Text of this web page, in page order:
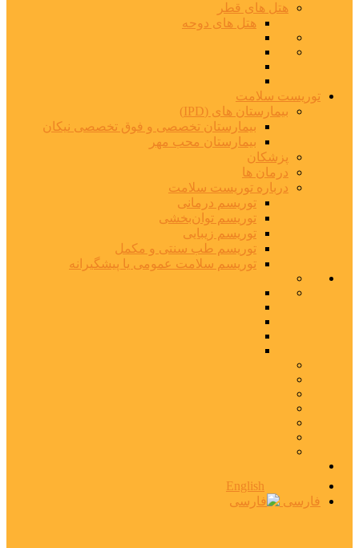
هتل های قطر
هتل های دوحه
توریست سلامت
بیمارستان های (IPD)
بیمارستان تخصصی و فوق تخصصی نیکان
بیمارستان محب مهر
پزشکان
درمان ها
درباره توریست سلامت
توریسم درمانی
توریسم توان‌بخشی
توریسم زیبایی
توریسم طب سنتی و مکمل
توریسم سلامت عمومی یا پیشگیرانه
English
فارسی